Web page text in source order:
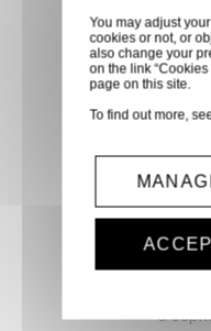
Europe
mise à
à
You may adjust
cookies or not, or
also change your
on the link
page on this site.
To find out more,